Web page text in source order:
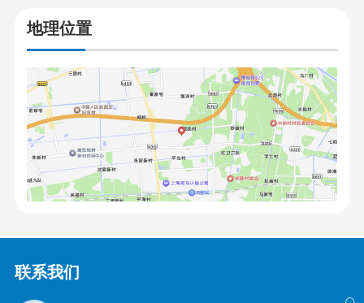
地理位置
联系我们